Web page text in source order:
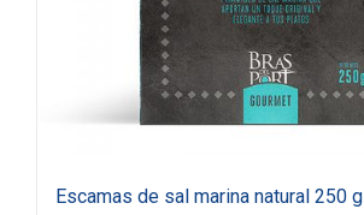
Escamas de sal marina natural 250 g